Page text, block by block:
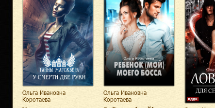
Ольга Ивановна
Коротаева
Ольга Ивановна
Коротаева